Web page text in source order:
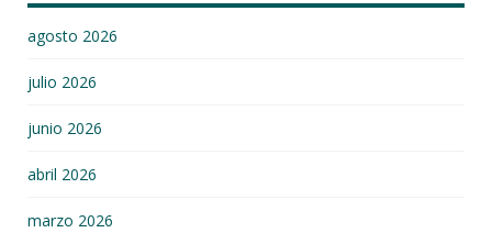
agosto 2026
julio 2026
junio 2026
abril 2026
marzo 2026